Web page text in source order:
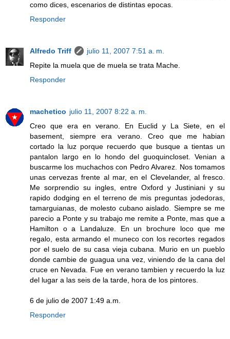
como dices, escenarios de distintas epocas.
Responder
Alfredo Triff
julio 11, 2007 7:51 a. m.
Repite la muela que de muela se trata Mache.
Responder
machetico julio 11, 2007 8:22 a. m.
Creo que era en verano. En Euclid y La Siete, en el
basement, siempre era verano. Creo que me habian
cortado la luz porque recuerdo que busque a tientas un
pantalon largo en lo hondo del guoquincloset. Venian a
buscarme los muchachos con Pedro Alvarez. Nos tomamos
unas cervezas frente al mar, en el Clevelander, al fresco.
Me sorprendio su ingles, entre Oxford y Justiniani y su
rapido dodging en el terreno de mis preguntas jodedoras,
tamarguianas, de molesto cubano aislado. Siempre se me
parecio a Ponte y su trabajo me remite a Ponte, mas que a
Hamilton o a Landaluze. En un brochure loco que me
regalo, esta armando el muneco con los recortes regados
por el suelo de su casa vieja cubana. Murio en un pueblo
donde cambie de guagua una vez, viniendo de la cana del
cruce en Nevada. Fue en verano tambien y recuerdo la luz
del lugar a las seis de la tarde, hora de los pintores.
6 de julio de 2007 1:49 a.m.
Responder